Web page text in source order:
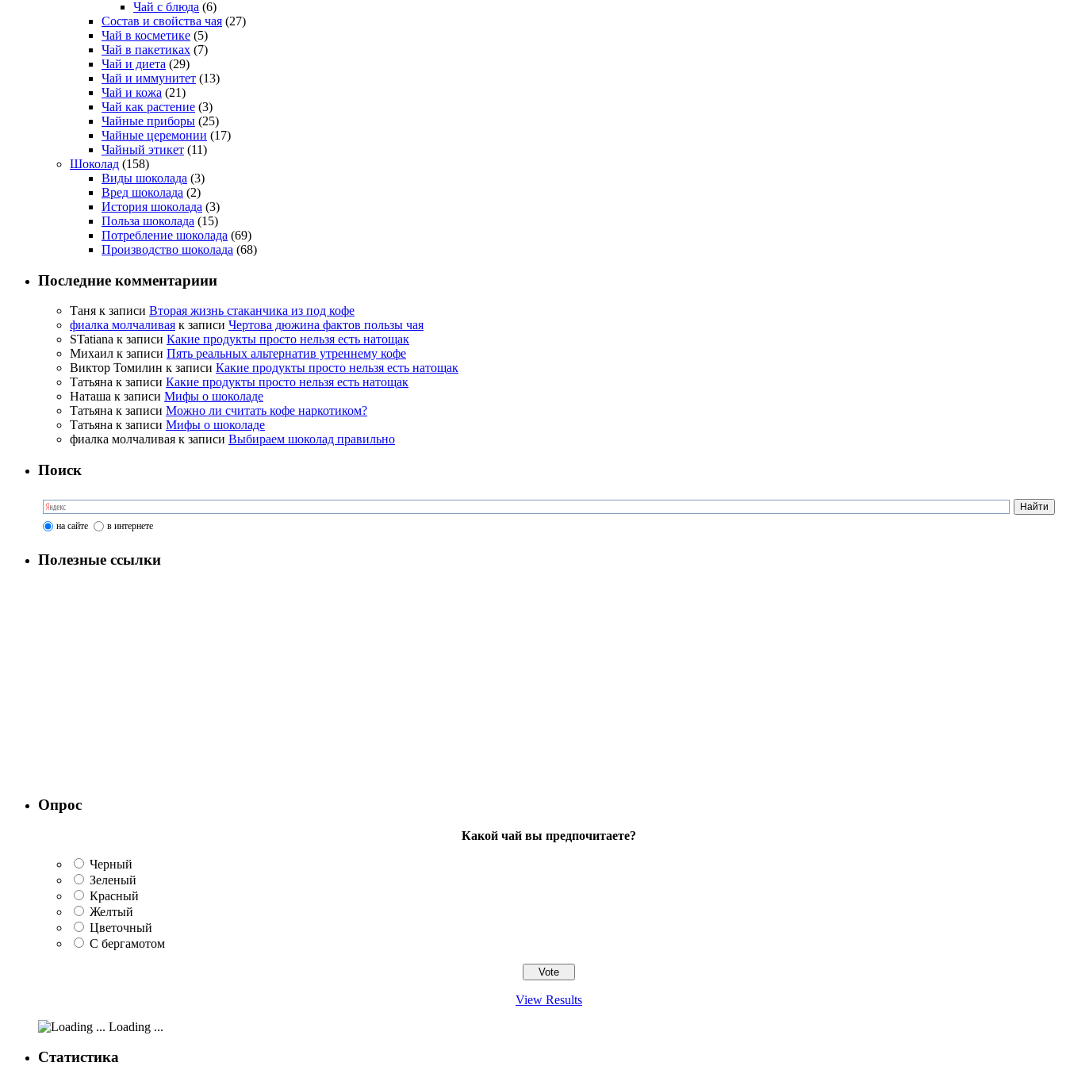
Чай с блюда (6)
Состав и свойства чая (27)
Чай в косметике (5)
Чай в пакетиках (7)
Чай и диета (29)
Чай и иммунитет (13)
Чай и кожа (21)
Чай как растение (3)
Чайные приборы (25)
Чайные церемонии (17)
Чайный этикет (11)
Шоколад (158)
Виды шоколада (3)
Вред шоколада (2)
История шоколада (3)
Польза шоколада (15)
Потребление шоколада (69)
Производство шоколада (68)
Последние комментариии
Таня к записи Вторая жизнь стаканчика из под кофе
фиалка молчаливая к записи Чертова дюжина фактов пользы чая
STatiana к записи Какие продукты просто нельзя есть натощак
Михаил к записи Пять реальных альтернатив утреннему кофе
Виктор Томилин к записи Какие продукты просто нельзя есть натощак
Татьяна к записи Какие продукты просто нельзя есть натощак
Наташа к записи Мифы о шоколаде
Татьяна к записи Можно ли считать кофе наркотиком?
Татьяна к записи Мифы о шоколаде
фиалка молчаливая к записи Выбираем шоколад правильно
Поиск
на сайте в интернете
Полезные ссылки
Опрос
Какой чай вы предпочитаете?
Черный
Зеленый
Красный
Желтый
Цветочный
С бергамотом
View Results
Loading ...
Статистика